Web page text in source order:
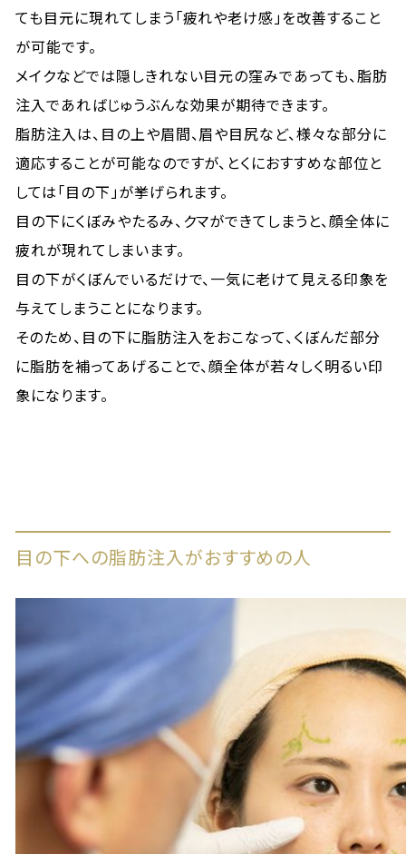
ても目元に現れてしまう「疲れや老け感」を改善すること
が可能です。
メイクなどでは隠しきれない目元の窪みであっても、脂肪
注入であればじゅうぶんな効果が期待できます。
脂肪注入は、目の上や眉間、眉や目尻など、様々な部分に
適応することが可能なのですが、とくにおすすめな部位と
しては「目の下」が挙げられます。
目の下にくぼみやたるみ、クマができてしまうと、顔全体に
疲れが現れてしまいます。
目の下がくぼんでいるだけで、一気に老けて見える印象を
与えてしまうことになります。
そのため、目の下に脂肪注入をおこなって、くぼんだ部分
に脂肪を補ってあげることで、顔全体が若々しく明るい印
象になります。
目の下への脂肪注入がおすすめの人